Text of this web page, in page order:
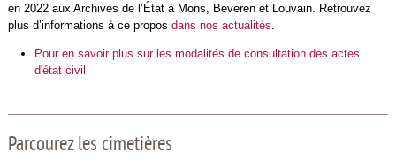
en 2022 aux Archives de l’État à Mons, Beveren et Louvain. Retrouvez
plus d’informations à ce propos dans nos actualités.
Pour en savoir plus sur les modalités de consultation des actes
d'état civil
Parcourez les cimetières